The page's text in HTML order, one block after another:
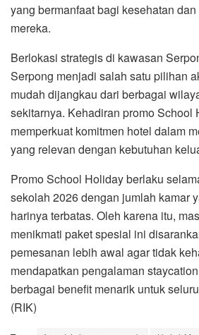
yang bermanfaat bagi kesehatan
mereka.
Berlokasi strategis di kawasan
Serpong menjadi salah satu pilihan
mudah dijangkau dari berbagai
sekitarnya. Kehadiran promo School
memperkuat komitmen hotel dalam
yang relevan dengan kebutuhan
Promo School Holiday berlaku
sekolah 2026 dengan jumlah kamar
harinya terbatas. Oleh karena itu,
menikmati paket spesial ini
pemesanan lebih awal agar tidak
mendapatkan pengalaman
berbagai benefit menarik untuk
(RIK)